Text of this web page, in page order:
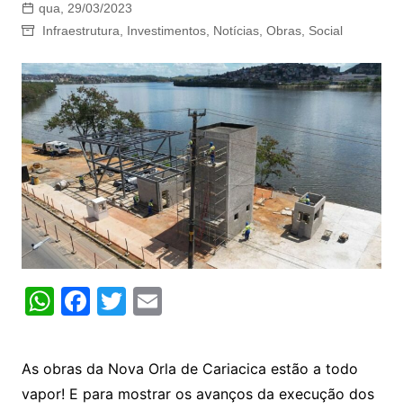
qua, 29/03/2023
Infraestrutura
Investimentos, Notícias, Obras, Social
W
at
s
F
c
e
T
itt
er
E
ai
l
As obras da Nova Orla de Cariacica estão a todo
vapor! E para mostrar os avanços da execução dos